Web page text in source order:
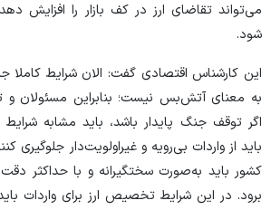
می‌تواند تقاضای ارز در کف بازار را افزایش
شود.
این کارشناس اقتصادی گفت: الان شرایط
به معنای آتش‌بس نیست؛ بنابراین مسئولان
اگر توقف جنگ پایدار باشد، باید مشابه
باید از واردات بی‌رویه و غیراولویت‌دار جلوگیری
کشور باید به‌صورت سختگیرانه و با حداکثر
برود. در این شرایط تخصیص ارز برای واردات